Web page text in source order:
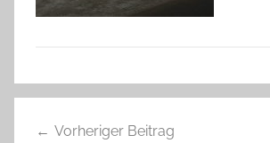
Vorheriger Beitrag